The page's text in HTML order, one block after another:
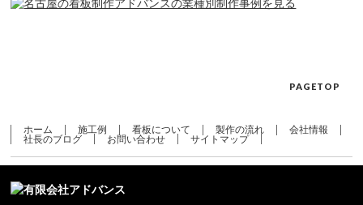
PAGETOP
ホーム 施工例 看板について 製作の流れ
会社情報
社長のブログ
お問い合わせ サイトマップ